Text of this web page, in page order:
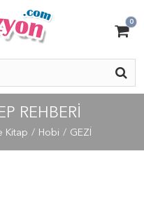
0
REHBERI
Kitap Hobi GEZİ